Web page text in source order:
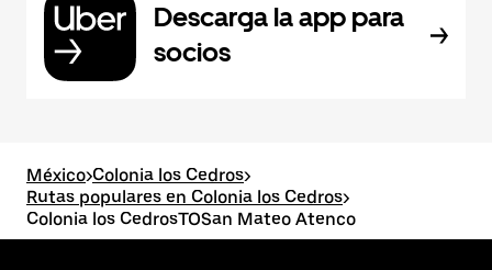
Descarga la app para
socios
México>Colonia los Cedros>
Rutas populares en Colonia los Cedros>
Colonia los CedrosTOSan Mateo Atenco